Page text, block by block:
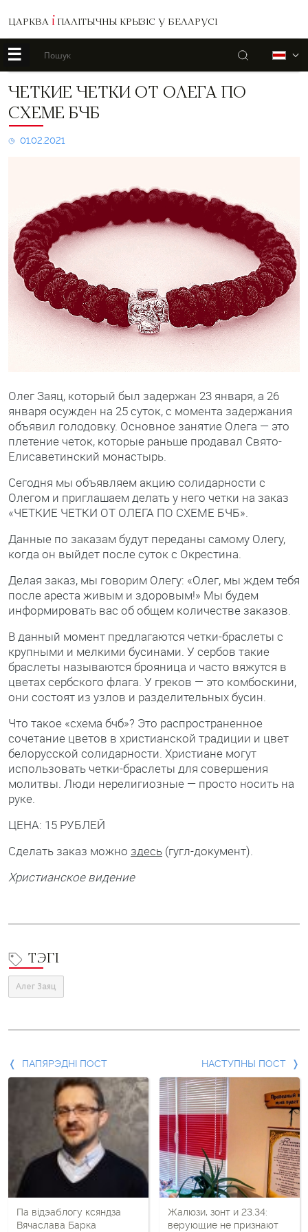
ЦАРКВА І ПАЛІТЫЧНЫ КРЫЗІС У БЕЛАРУСІ
☰ Пошук
Четкие
от
Олега
по
ЧЕТКИЕ ЧЕТКИ ОТ ОЛЕГА ПО
СХЕМЕ БЧБ
01.02.2021
Олег Заяц, который был задержан 23 января, а 26
января осужден на 25 суток, с момента задержания
объявил голодовку. Основное занятие Олега — это
плетение четок, которые раньше продавал Свято-
Елисаветинский монастырь.
Сегодня мы объявляем акцию солидарности с
Олегом и приглашаем делать у него четки на заказ
«ЧЕТКИЕ ЧЕТКИ ОТ ОЛЕГА ПО СХЕМЕ БЧБ».
Данные по заказам будут переданы самому Олегу,
когда он выйдет после суток с Окрестина.
Делая заказ, мы говорим Олегу: «Олег, мы ждем тебя
после ареста живым и здоровым!» Мы будем
информировать вас об общем количестве заказов.
В данный момент предлагаются четки-браслеты с
крупными и мелкими бусинами. У сербов такие
браслеты называются брояница и часто вяжутся в
цветах сербского флага. У греков — это комбоскини,
они состоят из узлов и разделительных бусин.
Что такое «схема бчб»? Это распространенное
сочетание цветов в христианской традиции и цвет
белорусской солидарности. Христиане могут
использовать четки-браслеты для совершения
молитвы. Люди нерелигиозные — просто носить на
руке.
ЦЕНА: 15 РУБЛЕЙ
Сделать заказ можно здесь (гугл-документ).
Христианское видение
ТЭГІ
Алег Заяц
Папярэдні
наступны
ПАПЯРЭДНІ ПОСТ
Па відэаблогу ксяндза
Вячаслава Барка
НАСТУПНЫ ПОСТ
Жалюзи, зонт и 23.34:
верующие не признают